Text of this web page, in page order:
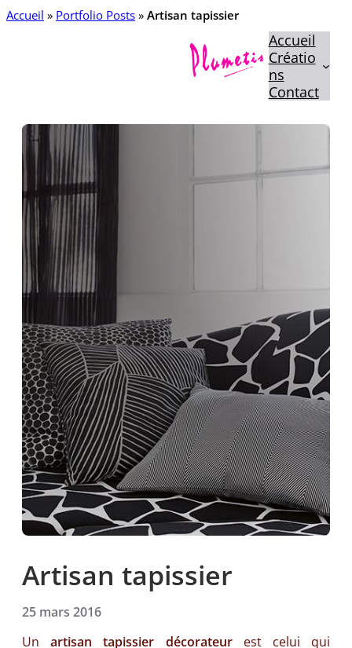
Aller
Accueil » Portfolio Posts » Artisan tapissier
Accueil
Créatio
ns
Contact
Artisan tapissier
25 mars 2016
Un artisan tapissier décorateurest celui qui